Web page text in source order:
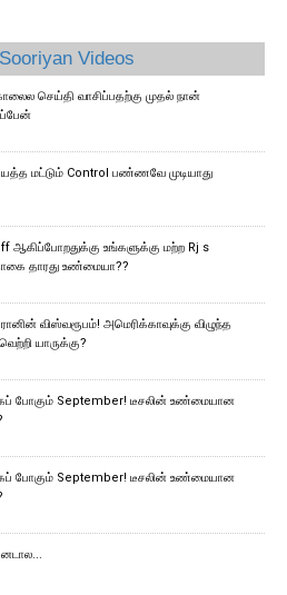
Videos
செய்தி வாசிப்பதற்கு முதல் நான்
மட்டும் Control பண்ணவே முடியாது
ஆகிப்போறதுக்கு உங்களுக்கு மற்ற Rj s
தாரது உண்மையா??
விஸ்வரூபம்! அமெரிக்காவுக்கு விழுந்த
யாருக்கு?
போகும் September! டீசலின் உண்மையான
போகும் September! டீசலின் உண்மையான